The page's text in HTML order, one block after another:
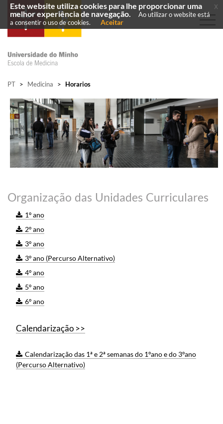
PT > Medicina > Horarios
Organização das Unidades Curriculares
1º ano
2º ano
3º ano
3º ano (Percurso Alternativo)
4º ano
5º ano
6º ano
Calendarização >>
Calendarização das 1ª e 2ª semanas do 1ºano e do 3ºano
(Percurso Alternativo)
Este website utiliza cookies para lhe proporcionar uma
melhor experiência de navegação.
Ao utilizar o website está
a consentir o uso de cookies.
Aceitar
x